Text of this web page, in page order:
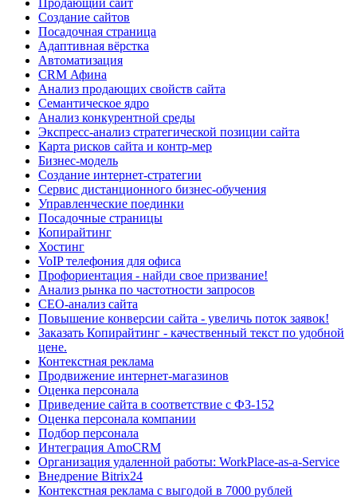
Продающий сайт
Создание сайтов
Посадочная страница
Адаптивная вёрстка
Автоматизация
CRM Афина
Анализ продающих свойств сайта
Семантическое ядро
Анализ конкурентной среды
Экспресс-анализ стратегической позиции сайта
Карта рисков сайта и контр-мер
Бизнес-модель
Создание интернет-стратегии
Сервис дистанционного бизнес-обучения
Управленческие поединки
Посадочные страницы
Копирайтинг
Хостинг
VoIP телефония для офиса
Профориентация - найди свое призвание!
Анализ рынка по частотности запросов
СЕО-анализ сайта
Повышение конверсии сайта - увеличь поток заявок!
Заказать Копирайтинг - качественный текст по удобной
цене.
Контекстная реклама
Продвижение интернет-магазинов
Оценка персонала
Приведение сайта в соответствие с ФЗ-152
Оценка персонала компании
Подбор персонала
Интеграция AmoCRM
Организация удаленной работы: WorkPlace-as-a-Service
Внедрение Bitrix24
Контекстная реклама с выгодой в 7000 рублей